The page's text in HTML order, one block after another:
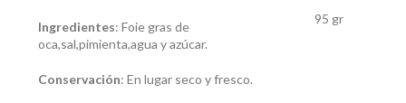
Ingredientes: Foie gras de
oca,sal,pimienta,agua y azúcar.
Conservación: En lugar seco y fresco.
95 gr